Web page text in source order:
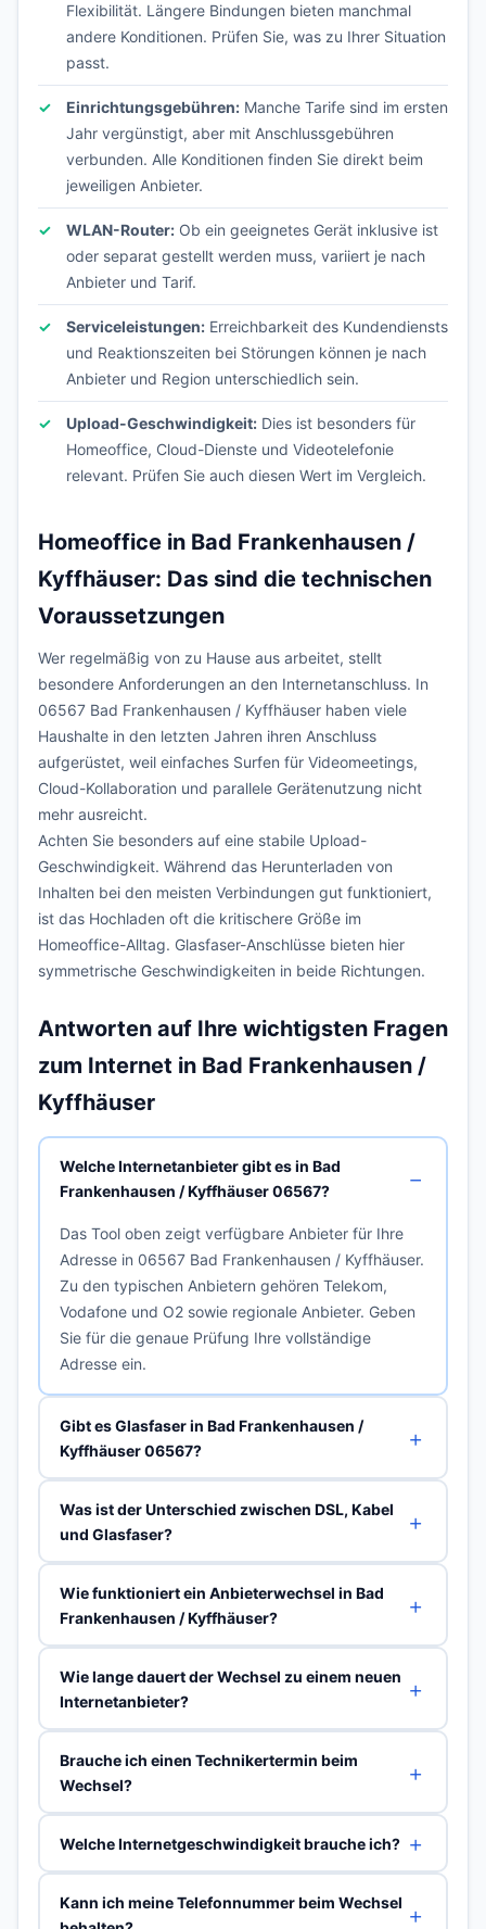
Flexibilität. Längere Bindungen bieten manchmal
andere Konditionen. Prüfen Sie, was zu Ihrer Situation
passt.
Einrichtungsgebühren: Manche Tarife sind im ersten
Jahr vergünstigt, aber mit Anschlussgebühren
verbunden. Alle Konditionen finden Sie direkt beim
jeweiligen Anbieter.
WLAN-Router: Ob ein geeignetes Gerät inklusive ist
oder separat gestellt werden muss, variiert je nach
Anbieter und Tarif.
Serviceleistungen: Erreichbarkeit des Kundendiensts
und Reaktionszeiten bei Störungen können je nach
Anbieter und Region unterschiedlich sein.
Upload-Geschwindigkeit: Dies ist besonders für
Homeoffice, Cloud-Dienste und Videotelefonie
relevant. Prüfen Sie auch diesen Wert im Vergleich.
Homeoffice in Bad Frankenhausen /
Kyffhäuser: Das sind die technischen
Voraussetzungen
Wer regelmäßig von zu Hause aus arbeitet, stellt
besondere Anforderungen an den Internetanschluss. In
06567 Bad Frankenhausen / Kyffhäuser haben viele
Haushalte in den letzten Jahren ihren Anschluss
aufgerüstet, weil einfaches Surfen für Videomeetings,
Cloud-Kollaboration und parallele Gerätenutzung nicht
mehr ausreicht.
Achten Sie besonders auf eine stabile Upload-
Geschwindigkeit. Während das Herunterladen von
Inhalten bei den meisten Verbindungen gut funktioniert,
ist das Hochladen oft die kritischere Größe im
Homeoffice-Alltag. Glasfaser-Anschlüsse bieten hier
symmetrische Geschwindigkeiten in beide Richtungen.
Antworten auf Ihre wichtigsten Fragen
zum Internet in Bad Frankenhausen /
Kyffhäuser
Welche Internetanbieter gibt es in Bad
Frankenhausen / Kyffhäuser 06567?
Das Tool oben zeigt verfügbare Anbieter für Ihre
Adresse in 06567 Bad Frankenhausen / Kyffhäuser.
Zu den typischen Anbietern gehören Telekom,
Vodafone und O2 sowie regionale Anbieter. Geben
Sie für die genaue Prüfung Ihre vollständige
Adresse ein.
Gibt es Glasfaser in Bad Frankenhausen /
Kyffhäuser 06567?
Was ist der Unterschied zwischen DSL, Kabel
und Glasfaser?
Wie funktioniert ein Anbieterwechsel in Bad
Frankenhausen / Kyffhäuser?
Wie lange dauert der Wechsel zu einem neuen
Internetanbieter?
Brauche ich einen Technikertermin beim
Wechsel?
Welche Internetgeschwindigkeit brauche ich?
Kann ich meine Telefonnummer beim Wechsel